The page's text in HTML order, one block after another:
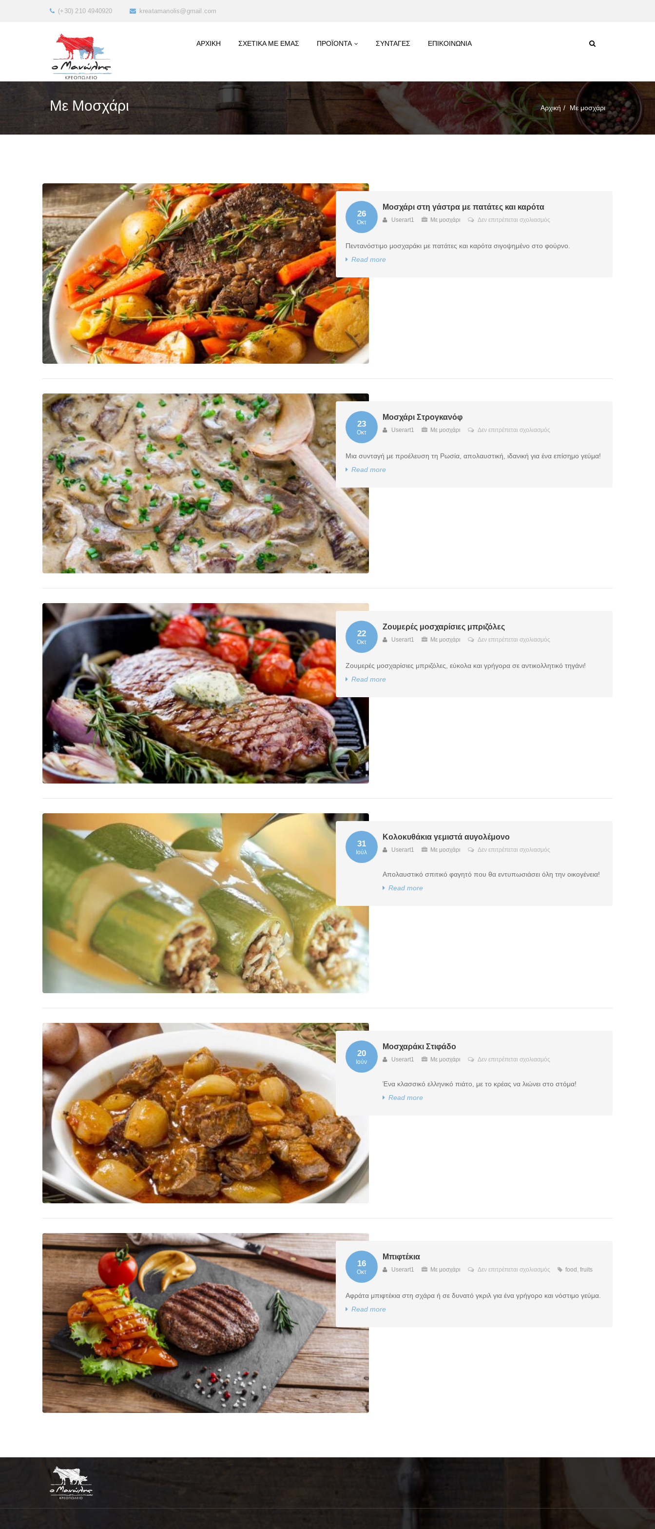
(+30) 210 4940920 kreatamanolis@gmail.com
ΑΡΧΙΚΗ ΣΧΕΤΙΚΑ ΜΕ ΕΜΑΣ ΠΡΟΪΟΝΤΑ ΣΥΝΤΑΓΕΣ ΕΠΙΚΟΙΝΩΝΙΑ
Με Μοσχάρι Αρχική Με μοσχάρι
26
Οκτ
Μοσχάρι στη γάστρα με πατάτες και καρότα
Userart1 Με μοσχάρι Δεν επιτρέπεται σχολιασμόςστο
γάστρα
Πεντανόστιμο μοσχαράκι με πατάτες και καρότα σιγοψημένο στο φούρνο.
Read more
23
Οκτ
Μοσχάρι Στρογκανόφ
Userart1 Με μοσχάρι Δεν επιτρέπεται σχολιασμόςστο
Μια συνταγή με προέλευση τη Ρωσία, απολαυστική, ιδανική για ένα επίσημο γεύμα!
Read more
22
Οκτ
Ζουμερές μοσχαρίσιες μπριζόλες
Userart1 Με μοσχάρι Δεν επιτρέπεται σχολιασμόςστο
μπριζόλες
Ζουμερές μοσχαρίσιες μπριζόλες, εύκολα και γρήγορα σε αντικολλητικό τηγάνι!
Read more
31
Ιούλ
Κολοκυθάκια γεμιστά αυγολέμονο
Userart1 Με μοσχάρι Δεν επιτρέπεται σχολιασμόςστο
αυγολέμονο
Απολαυστικό σπιτικό φαγητό που θα εντυπωσιάσει όλη την οικογένεια!
Read more
20
Ιούν
Μοσχαράκι Στιφάδο
Userart1 Με μοσχάρι Δεν επιτρέπεται σχολιασμόςστο
Ένα κλασσικό ελληνικό πιάτο, με το κρέας να λιώνει στο στόμα!
Read more
16
Οκτ
Μπιφτέκια
Userart1 Με μοσχάρι Δεν επιτρέπεται σχολιασμόςστο
food fruits
Αφράτα μπιφτέκια στη σχάρα ή σε δυνατό γκριλ για ένα γρήγορο και νόστιμο γεύμα.
Read more